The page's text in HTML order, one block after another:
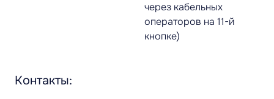
через кабельных
операторов на 11-й
кнопке)
Контакты: